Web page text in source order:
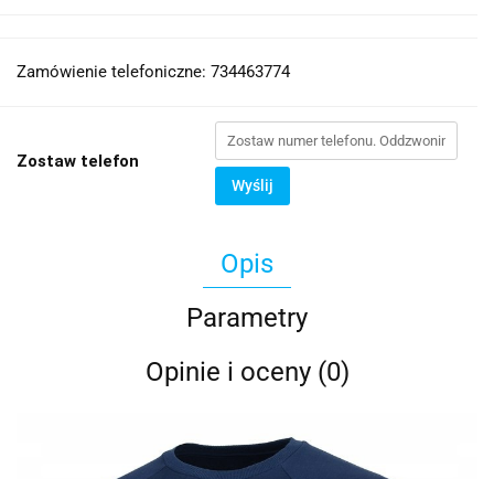
Zamówienie telefoniczne: 734463774
Zostaw telefon
Wyślij
Opis
Parametry
Opinie i oceny (0)